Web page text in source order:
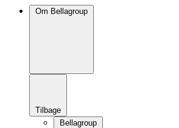
Om Bellagroup
Tilbage
Bellagroup